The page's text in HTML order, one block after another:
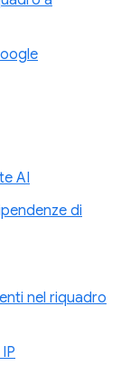
AI
di
nel riquadro